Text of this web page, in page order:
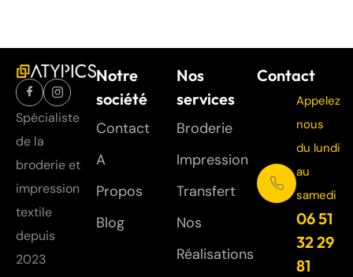
Spécialiste
de la
broderie et
impression
textile
depuis
2023
Notre
société
Contact
A
Propos
Blog
Nos
services
Broderie
Impression
Transfert
Nos
Réalisations
Contact
Appelez
nous
du lundi
au
samedi
06 51
32 29
81